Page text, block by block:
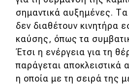
σημαντικά αυξημένες.
δεν διαθέτουν κινητήρα
καύσης, όπως τα
Έτσι η ενέργεια για τη
παράγεται αποκλειστικά
η οποία με τη σειρά της